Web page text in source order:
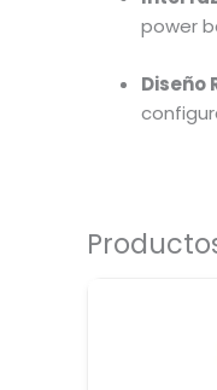
power
Diseño